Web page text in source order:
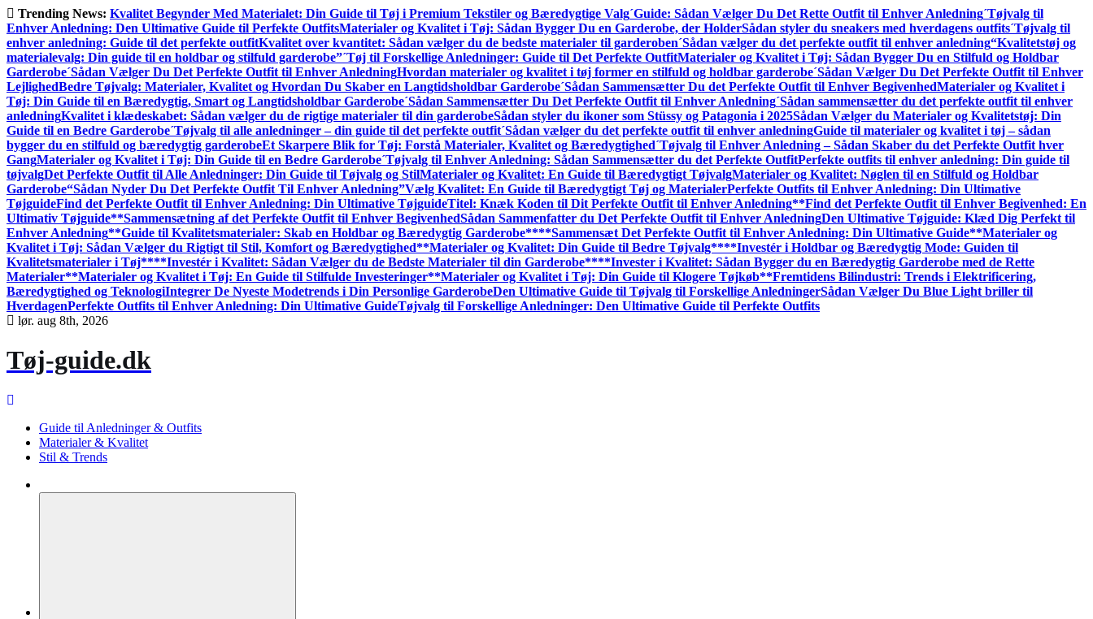
Gå
til
indhold
Trending News: Kvalitet Begynder Med Materialet: Din Guide til Tøj i Premium Tekstiler og Bæredygtige Valg´Guide: Sådan Vælger Du Det Rette Outfit til Enhver Anledning´Tøjvalg til
Enhver Anledning: Den Ultimative Guide til Perfekte OutfitsMaterialer og Kvalitet i Tøj: Sådan Bygger Du en Garderobe, der HolderSådan styler du sneakers med hverdagens outfits´Tøjvalg til
enhver anledning: Guide til det perfekte outfitKvalitet over kvantitet: Sådan vælger du de bedste materialer til garderoben´Sådan vælger du det perfekte outfit til enhver anledning“Kvalitetstøj og
materialevalg: Din guide til en holdbar og stilfuld garderobe”´Tøj til Forskellige Anledninger: Guide til Det Perfekte OutfitMaterialer og Kvalitet i Tøj: Sådan Bygger Du en Stilfuld og Holdbar
Garderobe´Sådan Vælger Du Det Perfekte Outfit til Enhver AnledningHvordan materialer og kvalitet i tøj former en stilfuld og holdbar garderobe´Sådan Vælger Du Det Perfekte Outfit til Enhver
LejlighedBedre Tøjvalg: Materialer, Kvalitet og Hvordan Du Skaber en Langtidsholdbar Garderobe´Sådan Sammensætter Du det Perfekte Outfit til Enhver BegivenhedMaterialer og Kvalitet i
Tøj: Din Guide til en Bæredygtig, Smart og Langtidsholdbar Garderobe´Sådan Sammensætter Du Det Perfekte Outfit til Enhver Anledning´Sådan sammensætter du det perfekte outfit til enhver
anledningKvalitet i klædeskabet: Sådan vælger du de rigtige materialer til din garderobeSådan styler du ikoner som Stüssy og Patagonia i 2025Sådan Vælger du Materialer og Kvalitetstøj: Din
Guide til en Bedre Garderobe´Tøjvalg til alle anledninger – din guide til det perfekte outfit´Sådan vælger du det perfekte outfit til enhver anledningGuide til materialer og kvalitet i tøj – sådan
bygger du en stilfuld og bæredygtig garderobeEt Skarpere Blik for Tøj: Forstå Materialer, Kvalitet og Bæredygtighed´Tøjvalg til Enhver Anledning – Sådan Skaber du det Perfekte Outfit hver
GangMaterialer og Kvalitet i Tøj: Din Guide til en Bedre Garderobe´Tøjvalg til Enhver Anledning: Sådan Sammen­sætter du det Perfekte OutfitPerfekte outfits til enhver anledning: Din guide til
tøjvalgDet Perfekte Outfit til Alle Anledninger: Din Guide til Tøjvalg og StilMaterialer og Kvalitet: En Guide til Bæredygtigt TøjvalgMaterialer og Kvalitet: Nøglen til en Stilfuld og Holdbar
Garderobe“Sådan Nyder Du Det Perfekte Outfit Til Enhver Anledning”Vælg Kvalitet: En Guide til Bæredygtigt Tøj og MaterialerPerfekte Outfits til Enhver Anledning: Din Ultimative
TøjguideFind det Perfekte Outfit til Enhver Anledning: Din Ultimative TøjguideTitel: Knæk Koden til Dit Perfekte Outfit til Enhver Anledning**Find det Perfekte Outfit til Enhver Begivenhed: En
Ultimativ Tøjguide**Sammensætning af det Perfekte Outfit til Enhver BegivenhedSådan Sammenfatter du Det Perfekte Outfit til Enhver AnledningDen Ultimative Tøjguide: Klæd Dig Perfekt til
Enhver Anledning**Guide til Kvalitetsmaterialer: Skab en Holdbar og Bæredygtig Garderobe****Sammensæt Det Perfekte Outfit til Enhver Anledning: Din Ultimative Guide**Materialer og
Kvalitet i Tøj: Sådan Vælger du Rigtigt til Stil, Komfort og Bæredygtighed**Materialer og Kvalitet: Din Guide til Bedre Tøjvalg****Investér i Holdbar og Bæredygtig Mode: Guiden til
Kvalitetsmaterialer i Tøj****Investér i Kvalitet: Sådan Vælger du de Bedste Materialer til din Garderobe****Invester i Kvalitet: Sådan Bygger du en Bæredygtig Garderobe med de Rette
Materialer**Materialer og Kvalitet i Tøj: En Guide til Stilfulde Investeringer**Materialer og Kvalitet i Tøj: Din Guide til Klogere Tøjkøb**Fremtidens Bilindustri: Trends i Elektrificering,
Bæredygtighed og TeknologiIntegrer De Nyeste Modetrends i Din Personlige GarderobeDen Ultimative Guide til Tøjvalg til Forskellige AnledningerSådan Vælger Du Blue Light briller til
HverdagenPerfekte Outfits til Enhver Anledning: Din Ultimative GuideTøjvalg til Forskellige Anledninger: Den Ultimative Guide til Perfekte Outfits
lør. aug 8th, 2026
Tøj-guide.dk
Guide til Anledninger & Outfits
Materialer & Kvalitet
Stil & Trends